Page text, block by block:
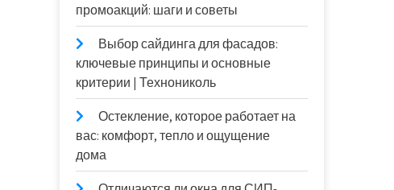
промоакций: шаги и советы
Выбор сайдинга для фасадов:
ключевые принципы и основные
критерии | Технониколь
Остекление, которое работает на
вас: комфорт, тепло и ощущение
дома